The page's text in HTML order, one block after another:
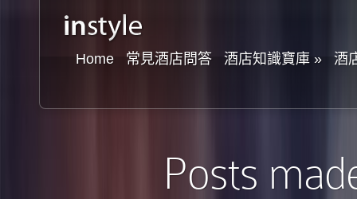
Home 常見酒店問答 酒店知識寶庫 » 酒
Posts